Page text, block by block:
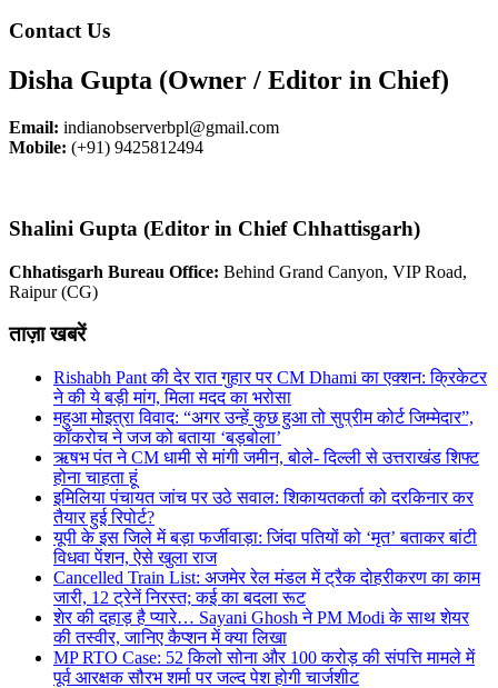
Contact Us
Disha Gupta (Owner / Editor in Chief)
Email: indianobserverbpl@gmail.com
Mobile: (+91) 9425812494
Shalini Gupta (Editor in Chief Chhattisgarh)
Chhatisgarh Bureau Office: Behind Grand Canyon, VIP Road,
Raipur (CG)
ताज़ा खबरें
Rishabh Pant की देर रात गुहार पर CM Dhami का एक्शन: क्रिकेटर
ने की ये बड़ी मांग, मिला मदद का भरोसा
महुआ मोइत्रा विवाद: “अगर उन्हें कुछ हुआ तो सुप्रीम कोर्ट जिम्मेदार”,
कॉकरोच ने जज को बताया ‘बड़बोला’
ऋषभ पंत ने CM धामी से मांगी जमीन, बोले- दिल्ली से उत्तराखंड शिफ्ट
होना चाहता हूं
इमिलिया पंचायत जांच पर उठे सवाल: शिकायतकर्ता को दरकिनार कर
तैयार हुई रिपोर्ट?
यूपी के इस जिले में बड़ा फर्जीवाड़ा: जिंदा पतियों को ‘मृत’ बताकर बांटी
विधवा पेंशन, ऐसे खुला राज
Cancelled Train List: अजमेर रेल मंडल में ट्रैक दोहरीकरण का काम
जारी, 12 ट्रेनें निरस्त; कई का बदला रूट
शेर की दहाड़ है प्यारे… Sayani Ghosh ने PM Modi के साथ शेयर
की तस्वीर, जानिए कैप्शन में क्या लिखा
MP RTO Case: 52 किलो सोना और 100 करोड़ की संपत्ति मामले में
पूर्व आरक्षक सौरभ शर्मा पर जल्द पेश होगी चार्जशीट